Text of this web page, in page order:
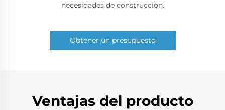
necesidades de construcción.
Obtener un presupuesto
Ventajas del producto